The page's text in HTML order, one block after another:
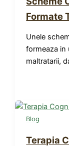
Formate
Unele
formeaza in
maltratarii,
Blog
Terapia